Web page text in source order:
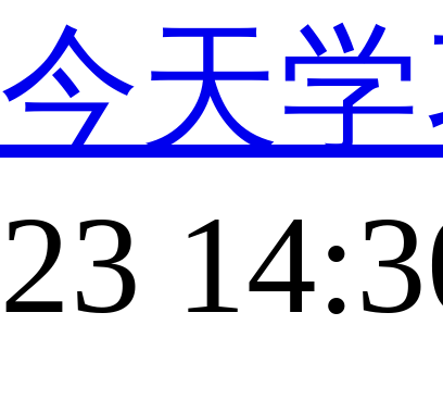
今天
23